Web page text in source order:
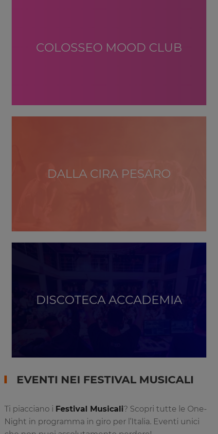
COLOSSEO MOOD CLUB
DALLA CIRA PESARO
DISCOTECA ACCADEMIA
EVENTI NEI FESTIVAL MUSICALI
Ti piacciano i Festival Musicali? Scopri tutte le One-
Night in programma in giro per l’Italia. Eventi unici